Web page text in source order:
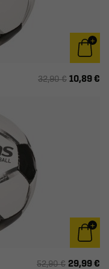
32,90 € 10,89 €
52,90 € 29,99 €